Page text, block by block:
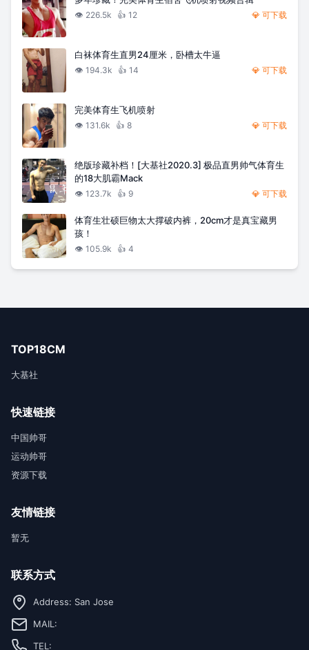
👁️ 226.5k 👍 12 💎 可下载
白袜体育生直男24厘米，卧槽太牛逼
👁️ 194.3k 👍 14 💎 可下载
完美体育生飞机喷射
👁️ 131.6k 👍 8 💎 可下载
绝版珍藏补档！[大基社2020.3] 极品直男帅气体育生
的18大肌霸Mack
👁️ 123.7k 👍 9 💎 可下载
体育生壮硕巨物太大撑破内裤，20cm才是真宝藏男
孩！
👁️ 105.9k 👍 4
TOP18CM
大基社
快速链接
中国帅哥
运动帅哥
资源下载
友情链接
暂无
联系方式
Address: San Jose
MAIL:
TEL: